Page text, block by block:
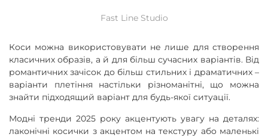
Fast Line Studio
Коси можна використовувати не лише для створення
класичних образів, а й для більш сучасних варіантів. Від
романтичних зачісок до більш стильних і драматичних –
варіанти плетіння настільки різноманітні, що можна
знайти підходящий варіант для будь-якої ситуації.
Модні тренди 2025 року акцентують увагу на деталях:
лаконічні косички з акцентом на текстуру або маленькі